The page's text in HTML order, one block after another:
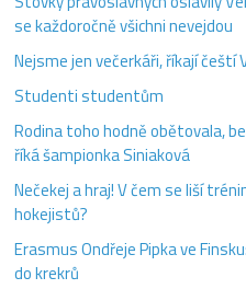
se každoročně všichni nevejdou
Nejsme jen večerkáři, říkají čeští
Studenti studentům
Rodina toho hodně obětovala,
říká šampionka Siniaková
Nečekej a hraj! V čem se liší
hokejistů?
Erasmus Ondřeje Pipka ve
do krekrů